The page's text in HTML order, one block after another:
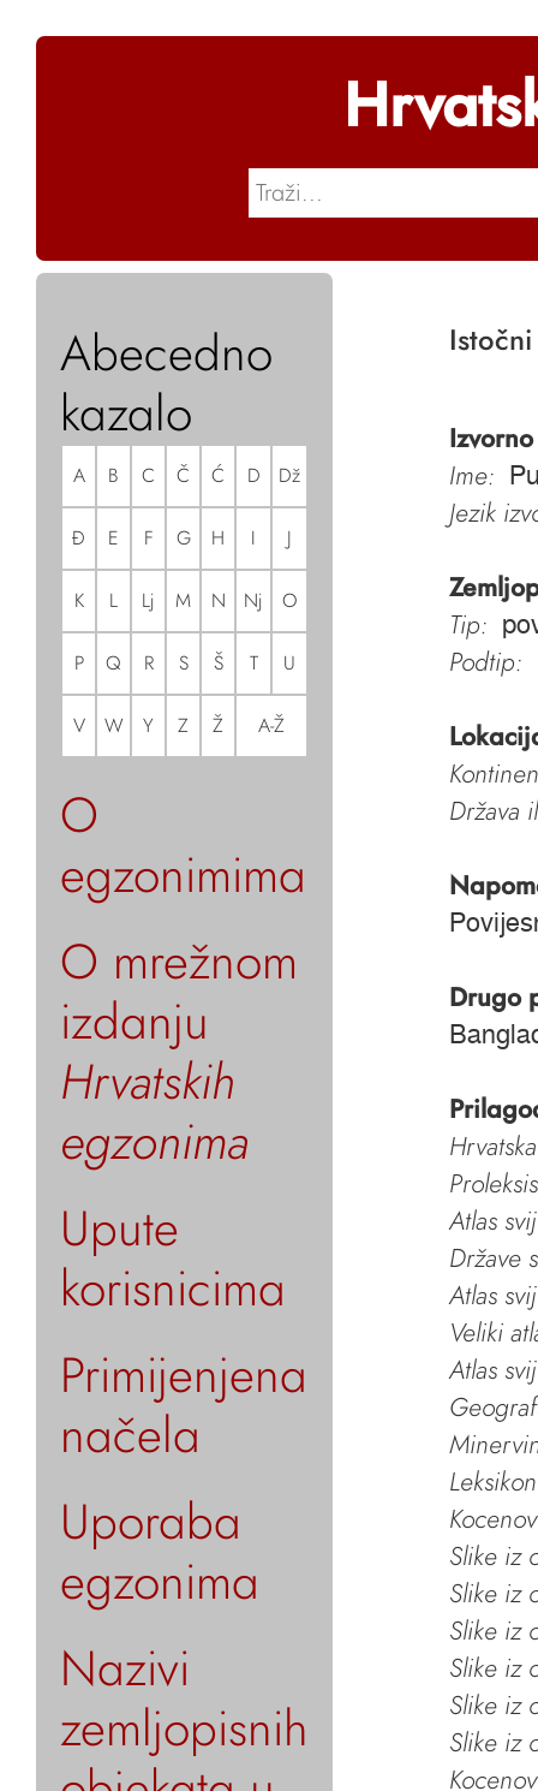
Abecedno
kazalo
A B C Č Ć D Dž
Đ E F G H I J
K L Lj M N Nj O
P Q R S Š T U
V W Y Z Ž A-Ž
O
egzonimima
O mrežnom
izdanju
Hrvatskih
egzonima
Upute
korisnicima
Primijenjena
načela
Uporaba
egzonima
Nazivi
zemljopisnih
Ime:
Jezik
Tip:
Podtip:
Država
Drugo
Atlas
Države
Atlas
Veliki
Atlas
Slike iz
Slike iz
Slike iz
Slike iz
Slike iz
Slike iz